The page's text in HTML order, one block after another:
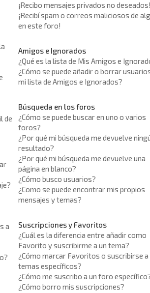
de
a
¡Recibo mensajes privados no deseados!
¡Recibí spam o correos maliciosos de
en este foro!
Amigos e Ignorados
¿Qué es la lista de Mis Amigos e
¿Cómo se puede añadir o borrar
mi lista de Amigos e Ignorados?
Búsqueda en los foros
¿Cómo se puede buscar en uno o varios
foros?
¿Por qué mi búsqueda me devuelve
resultado?
¿Por qué mi búsqueda me devuelve una
página en blanco?
¿Cómo busco usuarios?
¿Como se puede encontrar mis propios
mensajes y temas?
Suscripciones y Favoritos
¿Cuál es la diferencia entre añadir como
Favorito y suscribirme a un tema?
¿Cómo marcar Favoritos o suscribirse a
temas específicos?
¿Cómo me suscribo a un foro
¿Cómo borro mis suscripciones?